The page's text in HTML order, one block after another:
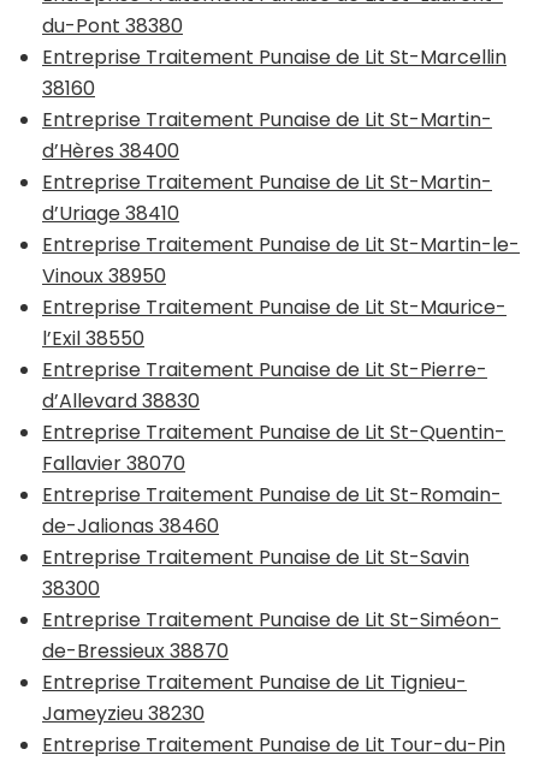
du-Pont 38380
Entreprise Traitement Punaise de Lit St-Marcellin
38160
Entreprise Traitement Punaise de Lit St-Martin-
d’Hères 38400
Entreprise Traitement Punaise de Lit St-Martin-
d’Uriage 38410
Entreprise Traitement Punaise de Lit St-Martin-le-
Vinoux 38950
Entreprise Traitement Punaise de Lit St-Maurice-
l’Exil 38550
Entreprise Traitement Punaise de Lit St-Pierre-
d’Allevard 38830
Entreprise Traitement Punaise de Lit St-Quentin-
Fallavier 38070
Entreprise Traitement Punaise de Lit St-Romain-
de-Jalionas 38460
Entreprise Traitement Punaise de Lit St-Savin
38300
Entreprise Traitement Punaise de Lit St-Siméon-
de-Bressieux 38870
Entreprise Traitement Punaise de Lit Tignieu-
Jameyzieu 38230
Entreprise Traitement Punaise de Lit Tour-du-Pin